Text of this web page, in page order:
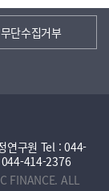
단수집거부
연구원 Tel : 044-
414-2376
FINANCE. ALL